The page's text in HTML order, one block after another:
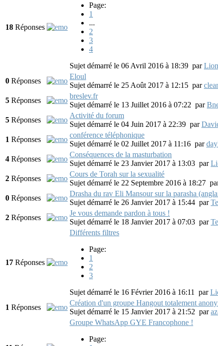
18 Réponses
Page:
1
...
2
3
4
Sujet démarré le 06 Avril 2016 à 18:39 par
0 Réponses
Eloul
Sujet démarré le 25 Août 2017 à 12:15 par
5 Réponses
breslev.fr
Sujet démarré le 13 Juillet 2016 à 07:22 par
5 Réponses
Activité du forum
Sujet démarré le 04 Juin 2017 à 22:39 par
1 Réponses
conférence téléphonique
Sujet démarré le 02 Juillet 2017 à 11:16 par
4 Réponses
Conséquences de la masturbation
Sujet démarré le 23 Janvier 2017 à 13:03 par
2 Réponses
Cours de Torah sur la sexualité
Sujet démarré le 22 Septembre 2016 à 18:27
0 Réponses
Drasha du rav Eli Mansour sur la parasha
Sujet démarré le 26 Janvier 2017 à 15:44 par
2 Réponses
Je vous demande pardon à tous !
Sujet démarré le 18 Janvier 2017 à 07:03 par
17 Réponses
Différents filtres
Page:
1
2
3
Sujet démarré le 16 Février 2016 à 16:11 par
1 Réponses
Création d'un groupe Hangout totalement
Sujet démarré le 15 Janvier 2017 à 21:52 par
Groupe WhatsApp GYE Francophone !
Page: